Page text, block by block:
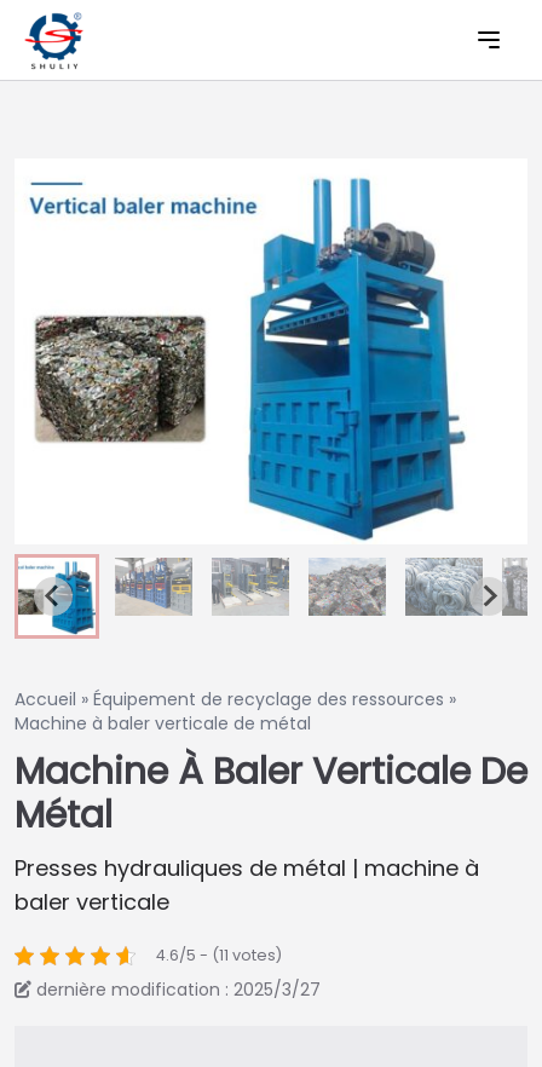
Accueil » Équipement de recyclage des ressources »
Machine à baler verticale de métal
Machine À Baler Verticale De
Métal
Presses hydrauliques de métal | machine à
baler verticale
4.6/5 - (11 votes)
dernière modification : 2025/3/27